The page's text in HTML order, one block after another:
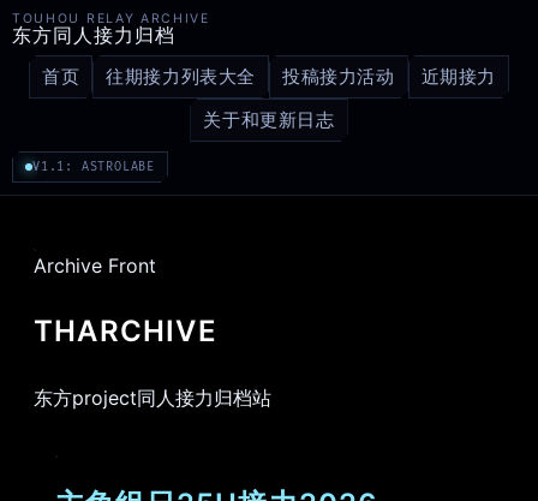
TOUHOU RELAY ARCHIVE
东方同人接力归档
首页 往期接力列表大全 投稿接力活动
近期接力
关于和更新日志
V1.1: ASTROLABE
Archive Front
THARCHIVE
东方project同人接力归档站